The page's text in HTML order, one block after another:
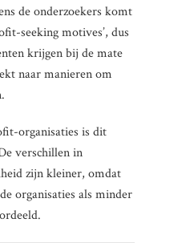
de onderzoekers komt
seeking motives’, dus
krijgen bij de mate
naar manieren om
organisaties is dit
verschillen in
zijn kleiner, omdat
organisaties als minder